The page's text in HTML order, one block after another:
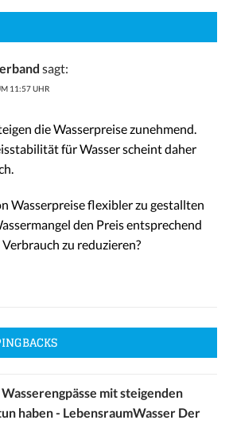
sagt:
11:57 UHR
die Wasserpreise zunehmend.
für Wasser scheint daher
Wasserpreise flexibler zu gestallten
den Preis entsprechend
zu reduzieren?
mit steigenden
haben - LebensraumWasser Der